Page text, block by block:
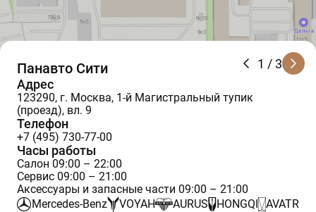
1 / 3
Панавто Сити
Адрес
123290, г. Москва, 1-й Магистральный тупик
(проезд), вл. 9
Телефон
+7 (495) 730-77-00
Часы работы
Салон 09:00 – 22:00
Сервис 09:00 – 21:00
Аксессуары и запасные части 09:00 – 21:00
Mercedes-Benz
VOYAH AURUS HONGQI
AVATR